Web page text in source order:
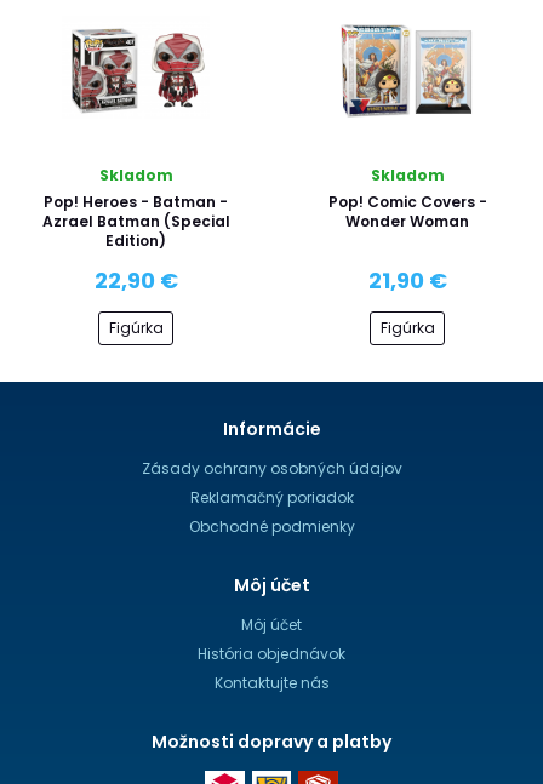
Skladom
Pop! Heroes - Batman -
Azrael Batman (Special
Edition)
22,90 €
Figúrka
Skladom
Pop! Comic Covers -
Wonder Woman
21,90 €
Figúrka
Informácie
Zásady ochrany osobných údajov
Reklamačný poriadok
Obchodné podmienky
Môj účet
Môj účet
História objednávok
Kontaktujte nás
Možnosti dopravy a platby